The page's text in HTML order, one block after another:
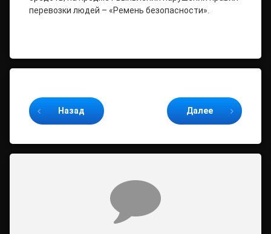
перевозки людей – «Ремень безопасности».
Назад Далее